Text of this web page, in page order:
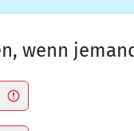
wenn